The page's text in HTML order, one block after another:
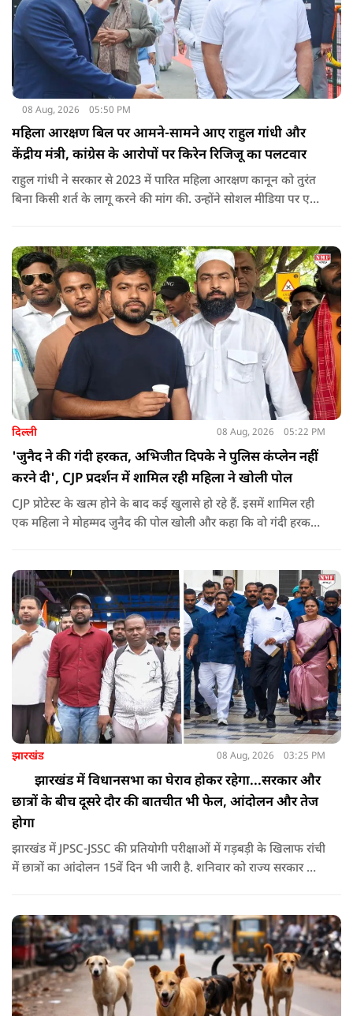
08 Aug, 2026 05:50 PM
महिला आरक्षण बिल पर आमने-सामने आए राहुल गांधी और
केंद्रीय मंत्री, कांग्रेस के आरोपों पर किरेन रिजिजू का पलटवार
राहुल गांधी ने सरकार से 2023 में पारित महिला आरक्षण कानून को तुरंत
बिना किसी शर्त के लागू करने की मांग की. उन्होंने सोशल मीडिया पर एक
दिल्ली 08 Aug, 2026 05:22 PM
'जुनैद ने की गंदी हरकत, अभिजीत दिपके ने पुलिस कंप्लेन नहीं
करने दी', CJP प्रदर्शन में शामिल रही महिला ने खोली पोल
CJP प्रोटेस्ट के खत्म होने के बाद कई खुलासे हो रहे हैं. इसमें शामिल रही
एक महिला ने मोहम्मद जुनैद की पोल खोली और कहा कि वो गंदी हरकतें
दिया.
झारखंड 08 Aug, 2026 03:25 PM
झारखंड में विधानसभा का घेराव होकर रहेगा...सरकार और
छात्रों के बीच दूसरे दौर की बातचीत भी फेल, आंदोलन और तेज
होगा
झारखंड में JPSC-JSSC की प्रतियोगी परीक्षाओं में गड़बड़ी के खिलाफ रांची
में छात्रों का आंदोलन 15वें दिन भी जारी है. शनिवार को राज्य सरकार और